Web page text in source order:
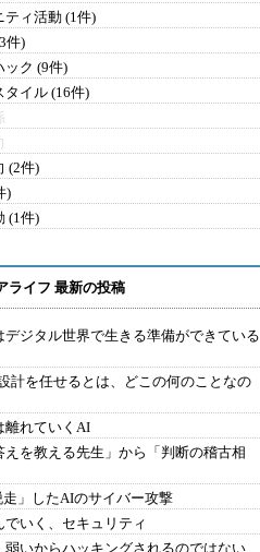
ティ活動 (1件)
件)
ック (9件)
タイル (16件)
(2件)
)
(1件)
ライフ 最新の投稿
デジタル世界で生きる準備ができている
計を任せるとは、どこの何のことなの
離れていくAI
えを教える先生」から「判断の稽古相
走」したAIのサイバー攻撃
でいく、セキュリティ
弱いからハッキングされるのではない